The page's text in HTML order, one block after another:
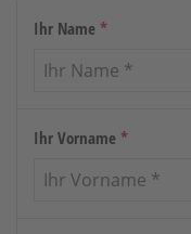
Ihr Name *
Ihr Vorname *